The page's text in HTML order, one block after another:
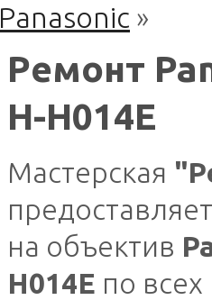
»
Ремонт
H-H014E
Мастерская
на объектив
H014E по всех